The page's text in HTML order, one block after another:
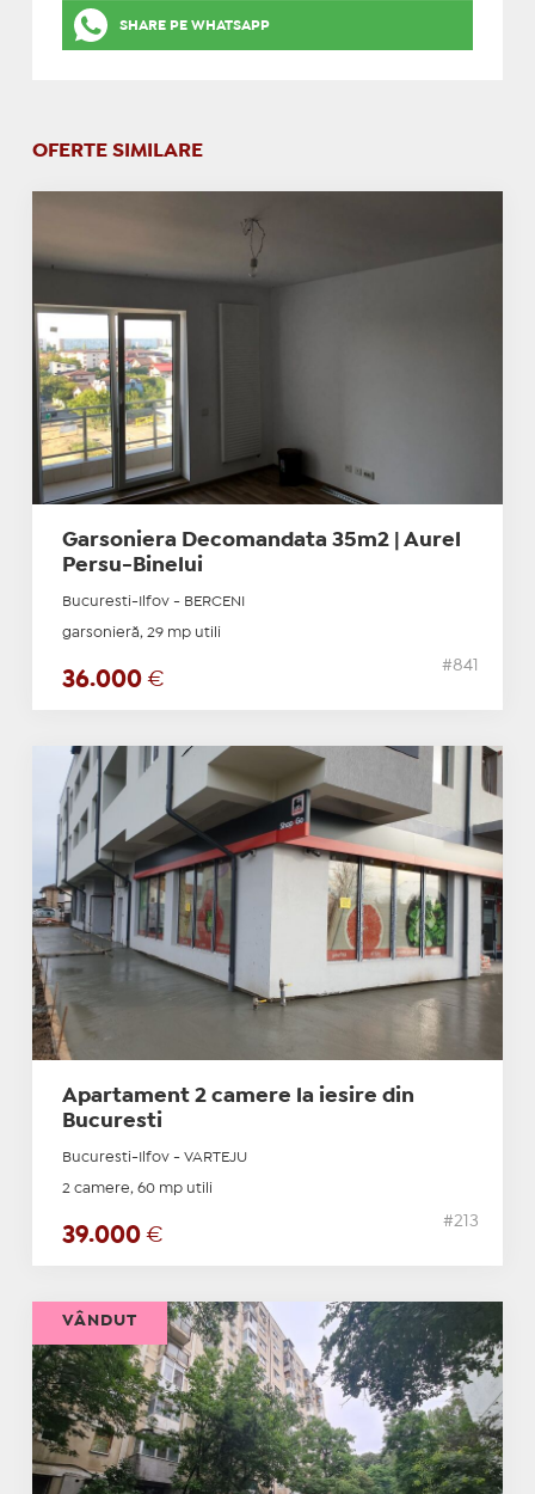
SHARE PE WHATSAPP
OFERTE SIMILARE
Garsoniera Decomandata 35m2 | Aurel
Persu-Binelui
Bucuresti-Ilfov - BERCENI
garsonieră, 29 mp utili
36.000 €
#841
Apartament 2 camere la iesire din
Bucuresti
Bucuresti-Ilfov - VARTEJU
2 camere, 60 mp utili
39.000 €
#213
VÂNDUT